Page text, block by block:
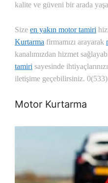
kalite ve güveni bir arada
Size en yakın motor tamiri
Kurtarma firmamızı arayarak
kanalımızdan hizmet
tamiri sayesinde
iletişime geçebilirsiniz.
Motor Kurtarma